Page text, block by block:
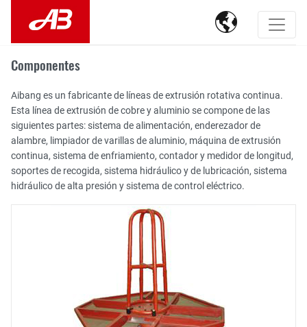

Componentes
Aibang es un fabricante de líneas de extrusión rotativa continua.
Esta línea de extrusión de cobre y aluminio se compone de las
siguientes partes: sistema de alimentación, enderezador de
alambre, limpiador de varillas de aluminio, máquina de extrusión
continua, sistema de enfriamiento, contador y medidor de longitud,
soportes de recogida, sistema hidráulico y de lubricación, sistema
hidráulico de alta presión y sistema de control eléctrico.